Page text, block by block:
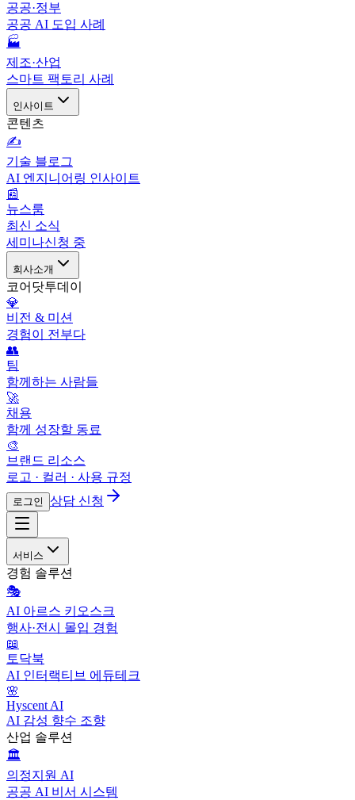
공공·정부
공공 AI 도입 사례
🏭
제조·산업
스마트 팩토리 사례
인사이트
콘텐츠
✍️
기술 블로그
AI 엔지니어링 인사이트
📰
뉴스룸
최신 소식
세미나신청 중
회사소개
코어닷투데이
💎
비전 & 미션
경험이 전부다
👥
팀
함께하는 사람들
🚀
채용
함께 성장할 동료
🎨
브랜드 리소스
로고 · 컬러 · 사용 규정
로그인 상담 신청
서비스
경험 솔루션
🎭
AI 아르스 키오스크
행사·전시 몰입 경험
📖
토닥북
AI 인터랙티브 에듀테크
🌸
Hyscent AI
AI 감성 향수 조향
산업 솔루션
🏛️
의정지원 AI
공공 AI 비서 시스템